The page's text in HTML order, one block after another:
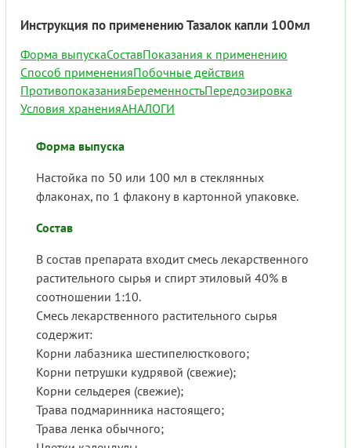
Инструкция по применению Тазалок капли 100мл
Форма выпускаСоставПоказания к применению
Способ примененияПобочные действия
ПротивопоказанияБеременностьПередозировка
Условия храненияАНАЛОГИ
Форма выпуска
Настойка по 50 или 100 мл в стеклянных
флаконах, по 1 флакону в картонной упаковке.
Состав
В состав препарата входит смесь лекарственного
растительного сырья и спирт этиловый 40% в
соотношении 1:10.
Смесь лекарственного растительного сырья
содержит:
Корни лабазника шестипелюсткового;
Корни петрушки кудрявой (свежие);
Корни сельдерея (свежие);
Трава подмаринника настоящего;
Трава ленка обычного;